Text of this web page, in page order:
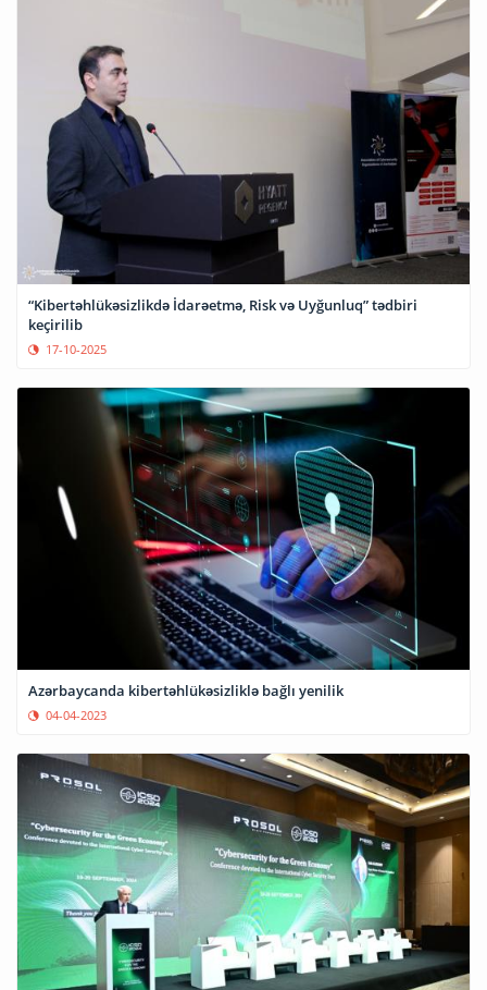
“Kibertəhlükəsizlikdə İdarəetmə, Risk və Uyğunluq” tədbiri
keçirilib
17-10-2025
Azərbaycanda kibertəhlükəsizliklə bağlı yenilik
04-04-2023